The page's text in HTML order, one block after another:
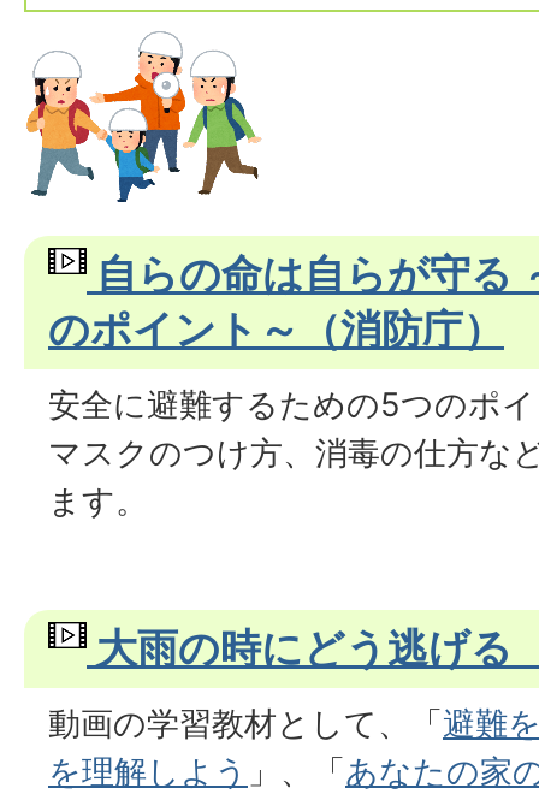
自らの命は自らが守る
のポイント～（消防庁）
安全に避難するための5つのポ
マスクのつけ方、消毒の仕方な
ます。
大雨の時にどう逃げる
動画の学習教材として、「 避難
を理解しよう 」、「 あなたの家